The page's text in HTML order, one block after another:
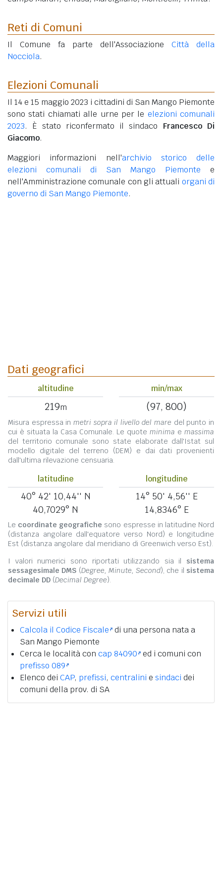
Reti di Comuni
Il Comune fa parte dell'Associazione Città della
Nocciola.
Elezioni Comunali
Il 14 e 15 maggio 2023 i cittadini di San Mango Piemonte
sono stati chiamati alle urne per le elezioni comunali
2023. È stato riconfermato il sindaco Francesco Di
Giacomo.
Maggiori informazioni nell'archivio storico delle
elezioni comunali di San Mango Piemonte e
nell'Amministrazione comunale con gli attuali organi di
governo di San Mango Piemonte.
Dati geografici
altitudine
219m
min/max
(97, 800)
Misura espressa in metri sopra il livello del mare del punto in
cui è situata la Casa Comunale. Le quote minima e massima
del territorio comunale sono state elaborate dall'Istat sul
modello digitale del terreno (DEM) e dai dati provenienti
dall'ultima rilevazione censuaria.
latitudine
40° 42' 10,44'' N
40,7029° N
longitudine
14° 50' 4,56'' E
14,8346° E
Le coordinate geografiche sono espresse in latitudine Nord
(distanza angolare dall'equatore verso Nord) e longitudine
Est (distanza angolare dal meridiano di Greenwich verso Est).
I valori numerici sono riportati utilizzando sia il sistema
sessagesimale DMS (Degree, Minute, Second), che il sistema
decimale DD (Decimal Degree).
Servizi utili
Calcola il Codice Fiscale di una persona nata a
San Mango Piemonte
Cerca le località con cap 84090 ed i comuni con
prefisso 089
Elenco dei CAP, prefissi, centralini e sindaci dei
comuni della prov. di SA